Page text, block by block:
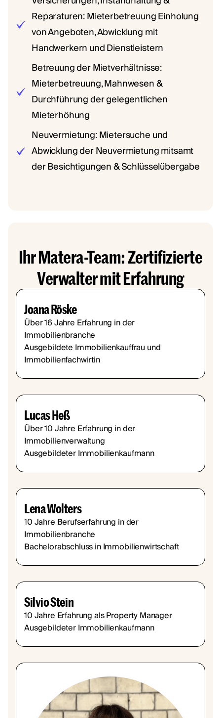
Reparaturen: Mieterbetreuung Einholung
von Angeboten, Abwicklung mit
Handwerkern und Dienstleistern
Betreuung der Mietverhältnisse:
Mieterbetreuung, Mahnwesen &
Durchführung der gelegentlichen
Mieterhöhung
Neuvermietung: Mietersuche und
Abwicklung der Neuvermietung mitsamt
der Besichtigungen & Schlüsselübergabe
Ihr Matera-Team: Zertifizierte
Verwalter mit Erfahrung
Joana Röske
Über 16 Jahre Erfahrung in der
Immobilienbranche
Ausgebildete Immobilienkauffrau und
Immobilienfachwirtin
Lucas Heß
Über 10 Jahre Erfahrung in der
Immobilienverwaltung
Ausgebildeter Immobilienkaufmann
Lena Wolters
10 Jahre Berufserfahrung in der
Immobilienbranche
Bachelorabschluss in Immobilienwirtschaft
Silvio Stein
10 Jahre Erfahrung als Property Manager
Ausgebildeter Immobilienkaufmann